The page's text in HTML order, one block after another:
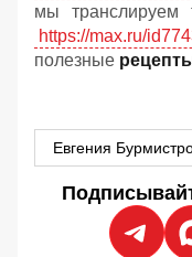
мы транслируем
https://max.ru/
полезные
Евгения